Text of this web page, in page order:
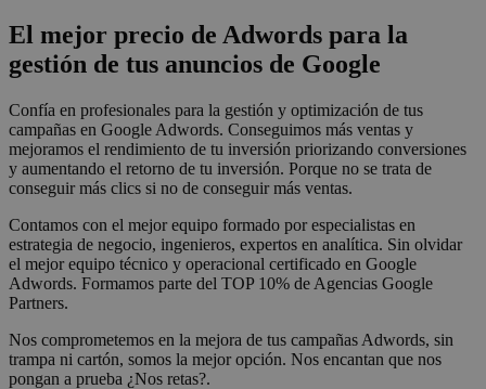
El mejor precio de Adwords para la
gestión de tus anuncios de Google
Confía en profesionales para la gestión y optimización de tus
campañas en Google Adwords. Conseguimos más ventas y
mejoramos el rendimiento de tu inversión priorizando conversiones
y aumentando el retorno de tu inversión. Porque no se trata de
conseguir más clics si no de conseguir más ventas.
Contamos con el mejor equipo formado por especialistas en
estrategia de negocio, ingenieros, expertos en analítica. Sin olvidar
el mejor equipo técnico y operacional certificado en Google
Adwords. Formamos parte del TOP 10% de Agencias Google
Partners.
Nos comprometemos en la mejora de tus campañas Adwords, sin
trampa ni cartón, somos la mejor opción. Nos encantan que nos
pongan a prueba ¿Nos retas?.